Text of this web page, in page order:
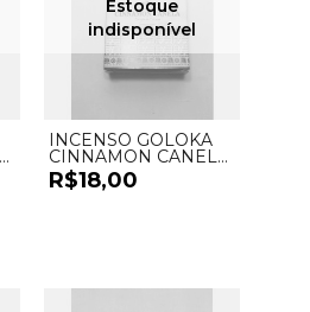
INCENSO GOLOKA
CINNAMON CANELA
CONES - UND
R$18,00